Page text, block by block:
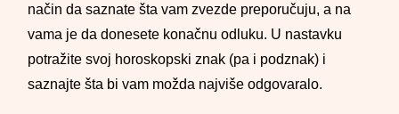
način da saznate šta vam zvezde preporučuju, a na
vama je da donesete konačnu odluku. U nastavku
potražite svoj horoskopski znak (pa i podznak) i
saznajte šta bi vam možda najviše odgovaralo.